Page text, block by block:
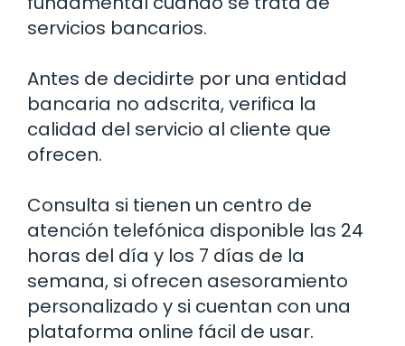
servicios bancarios.
Antes de decidirte por una entidad
bancaria no adscrita, verifica la
calidad del servicio al cliente que
ofrecen.
Consulta si tienen un centro de
atención telefónica disponible las 24
horas del día y los 7 días de la
semana, si ofrecen asesoramiento
personalizado y si cuentan con una
plataforma online fácil de usar.